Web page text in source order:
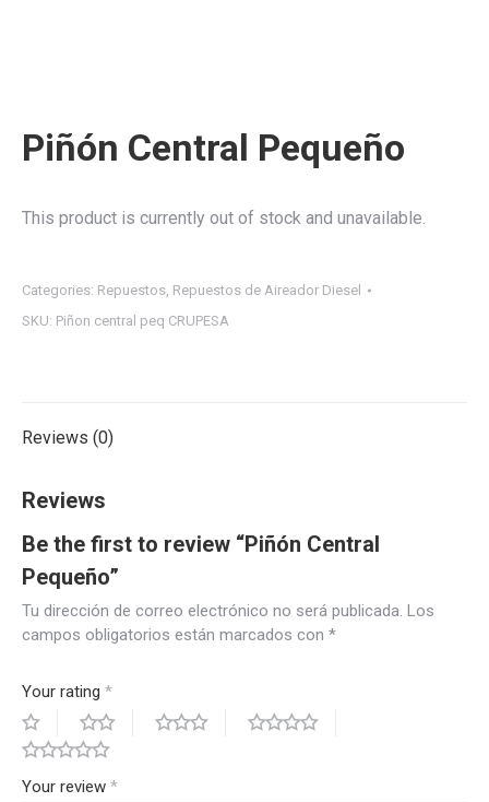
Piñón Central Pequeño
This product is currently out of stock and unavailable.
Categories: Repuestos, Repuestos de Aireador Diesel
SKU: Piñon central peq CRUPESA
Reviews (0)
Reviews
Be the first to review “Piñón Central
Pequeño”
Tu dirección de correo electrónico no será publicada. Los
campos obligatorios están marcados con *
Your rating *
Your review *